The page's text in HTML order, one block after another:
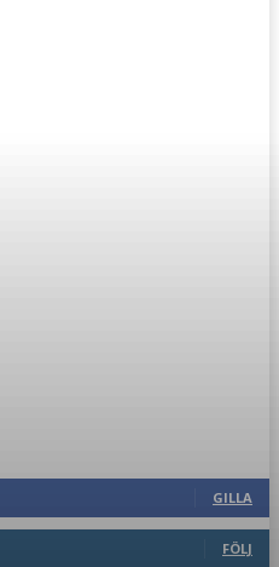
GILLA
FÖLJ